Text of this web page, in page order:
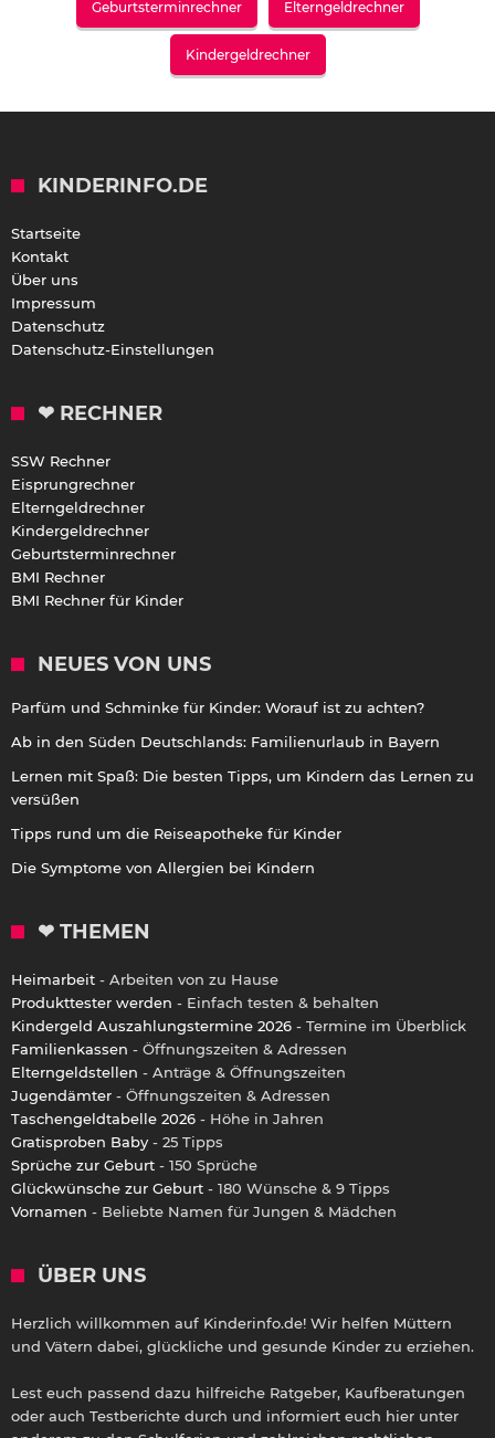
Geburtsterminrechner Elterngeldrechner
Kindergeldrechner
KINDERINFO.DE
Startseite
Kontakt
Über uns
Impressum
Datenschutz
Datenschutz-Einstellungen
❤ RECHNER
SSW Rechner
Eisprungrechner
Elterngeldrechner
Kindergeldrechner
Geburtsterminrechner
BMI Rechner
BMI Rechner für Kinder
NEUES VON UNS
Parfüm und Schminke für Kinder: Worauf ist zu achten?
Ab in den Süden Deutschlands: Familienurlaub in Bayern
Lernen mit Spaß: Die besten Tipps, um Kindern das Lernen zu
versüßen
Tipps rund um die Reiseapotheke für Kinder
Die Symptome von Allergien bei Kindern
❤ THEMEN
Heimarbeit - Arbeiten von zu Hause
Produkttester werden - Einfach testen & behalten
Kindergeld Auszahlungstermine 2026 - Termine im Überblick
Familienkassen - Öffnungszeiten & Adressen
Elterngeldstellen - Anträge & Öffnungszeiten
Jugendämter - Öffnungszeiten & Adressen
Taschengeldtabelle 2026 - Höhe in Jahren
Gratisproben Baby - 25 Tipps
Sprüche zur Geburt - 150 Sprüche
Glückwünsche zur Geburt - 180 Wünsche & 9 Tipps
Vornamen - Beliebte Namen für Jungen & Mädchen
ÜBER UNS
Herzlich willkommen auf Kinderinfo.de! Wir helfen Müttern
und Vätern dabei, glückliche und gesunde Kinder zu erziehen.
Lest euch passend dazu hilfreiche Ratgeber, Kaufberatungen
oder auch Testberichte durch und informiert euch hier unter